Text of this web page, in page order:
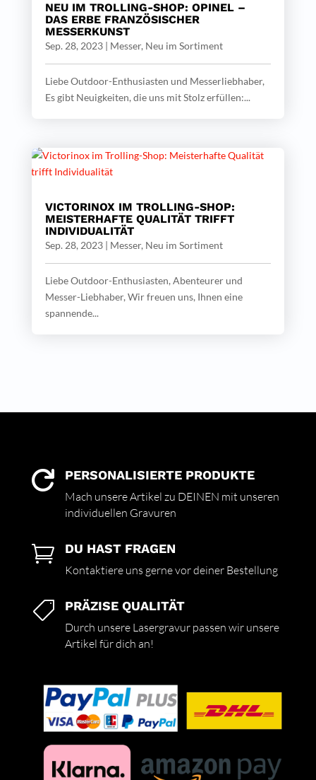
NEU IM TROLLING-SHOP: OPINEL –
DAS ERBE FRANZÖSISCHER
MESSERKUNST
Sep. 28, 2023| Messer, Neu im Sortiment
Liebe Outdoor-Enthusiasten und Messerliebhaber,
Es gibt Neuigkeiten, die uns mit Stolz erfüllen:...
VICTORINOX IM TROLLING-SHOP:
MEISTERHAFTE QUALITÄT TRIFFT
INDIVIDUALITÄT
Sep. 28, 2023| Messer, Neu im Sortiment
Liebe Outdoor-Enthusiasten, Abenteurer und
Messer-Liebhaber, Wir freuen uns, Ihnen eine
spannende...
 PERSONALISIERTE PRODUKTE
Mach unsere Artikel zu DEINEN mit unseren
individuellen Gravuren
 DU HAST FRAGEN
Kontaktiere uns gerne vor deiner Bestellung
 PRÄZISE QUALITÄT
Durch unsere Lasergravur passen wir unsere
Artikel für dich an!